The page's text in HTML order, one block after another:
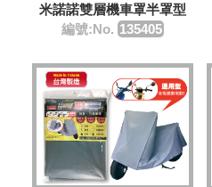
米諾諾雙層機車罩半罩型
編號:No. 135405